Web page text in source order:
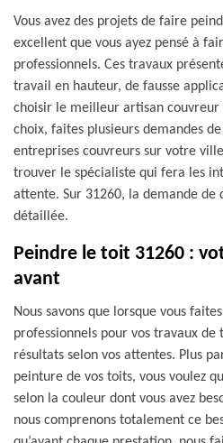
Vous avez des projets de faire
excellent que vous ayez pensé à
professionnels. Ces travaux
travail en hauteur, de fausse
choisir le meilleur artisan couvreur
choix, faites plusieurs demandes
entreprises couvreurs sur votre
trouver le spécialiste qui fera les
attente. Sur 31260, la demande de
détaillée.
Peindre le toit 31260 :
avant
Nous savons que lorsque vous
professionnels pour vos travaux de
résultats selon vos attentes. Plus
peinture de vos toits, vous voulez
selon la couleur dont vous avez
nous comprenons totalement ce